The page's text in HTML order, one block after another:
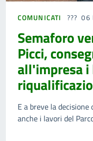
COMUNICATI 06
Semaforo
Picci,
all'impresa
E a breve la
anche i lavori del